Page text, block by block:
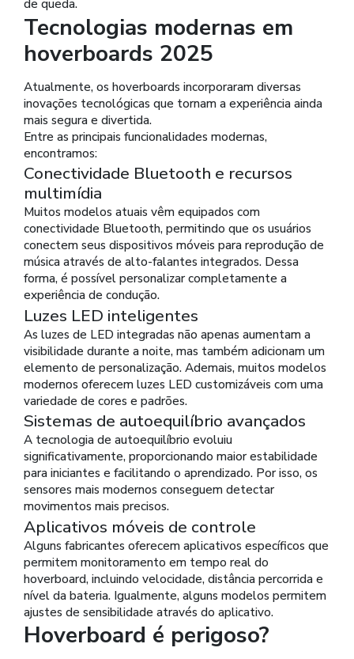
de queda.
Tecnologias modernas em
hoverboards 2025
Atualmente, os hoverboards incorporaram diversas
inovações tecnológicas que tornam a experiência ainda
mais segura e divertida.
Entre as principais funcionalidades modernas,
encontramos:
Conectividade Bluetooth e recursos
multimídia
Muitos modelos atuais vêm equipados com
conectividade Bluetooth, permitindo que os usuários
conectem seus dispositivos móveis para reprodução de
música através de alto-falantes integrados. Dessa
forma, é possível personalizar completamente a
experiência de condução.
Luzes LED inteligentes
As luzes de LED integradas não apenas aumentam a
visibilidade durante a noite, mas também adicionam um
elemento de personalização. Ademais, muitos modelos
modernos oferecem luzes LED customizáveis com uma
variedade de cores e padrões.
Sistemas de autoequilíbrio avançados
A tecnologia de autoequilíbrio evoluiu
significativamente, proporcionando maior estabilidade
para iniciantes e facilitando o aprendizado. Por isso, os
sensores mais modernos conseguem detectar
movimentos mais precisos.
Aplicativos móveis de controle
Alguns fabricantes oferecem aplicativos específicos que
permitem monitoramento em tempo real do
hoverboard, incluindo velocidade, distância percorrida e
nível da bateria. Igualmente, alguns modelos permitem
ajustes de sensibilidade através do aplicativo.
Hoverboard é perigoso?